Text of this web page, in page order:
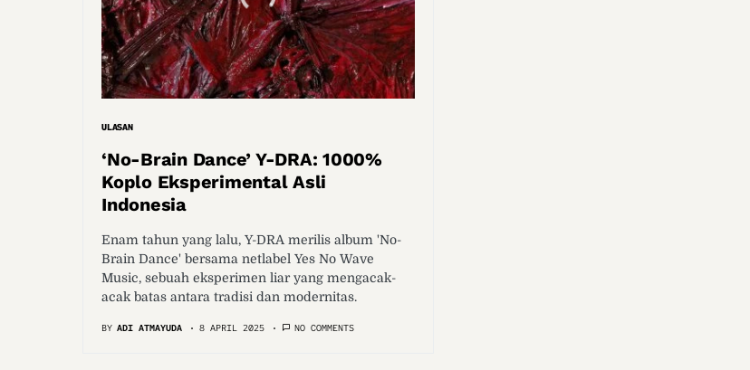
ULASAN
‘No-Brain Dance’ Y-DRA: 1000%
Koplo Eksperimental Asli
Indonesia
Enam tahun yang lalu, Y-DRA merilis album 'No-
Brain Dance' bersama netlabel Yes No Wave
Music, sebuah eksperimen liar yang mengacak-
acak batas antara tradisi dan modernitas.
BY ADI ATMAYUDA 8 APRIL 2025 NO COMMENTS